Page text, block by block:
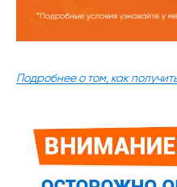
Подробнее о том, как